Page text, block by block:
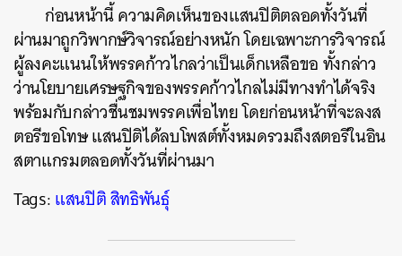
ก่อนหน้านี้ ความคิดเห็นของแสนปิติตลอดทั้งวันที่
ผ่านมาถูกวิพากษ์วิจารณ์อย่างหนัก โดยเฉพาะการวิจารณ์
ผู้ลงคะแนนให้พรรคก้าวไกลว่าเป็นเด็กเหลือขอ ทั้งกล่าว
ว่านโยบายเศรษฐกิจของพรรคก้าวไกลไม่มีทางทำได้จริง
พร้อมกับกล่าวชื่นชมพรรคเพื่อไทย โดยก่อนหน้าที่จะลงส
ตอรีขอโทษ แสนปิติได้ลบโพสต์ทั้งหมดรวมถึงสตอรีในอิน
สตาแกรมตลอดทั้งวันที่ผ่านมา
Tags:แสนปิติ สิทธิพันธุ์
ค้นหา
SHARE TWEET LINE EMAIL